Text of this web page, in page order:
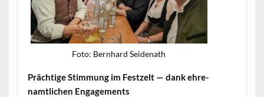
Foto: Bern­hard Seidenath
Prächtige Stim­mung im Festzelt — dank ehre­
namtlichen Engagements